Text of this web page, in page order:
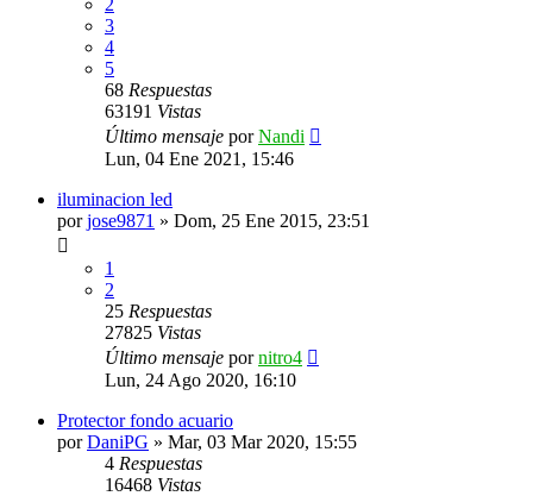
3
4
5
68 Respuestas
63191 Vistas
Último mensaje porNandi
Lun, 04 Ene 2021, 15:46
iluminacion led
porjose9871 » Dom, 25 Ene 2015, 23:51
1
2
25 Respuestas
27825 Vistas
Último mensaje pornitro4
Lun, 24 Ago 2020, 16:10
Protector fondo acuario
porDaniPG » Mar, 03 Mar 2020, 15:55
4 Respuestas
16468 Vistas